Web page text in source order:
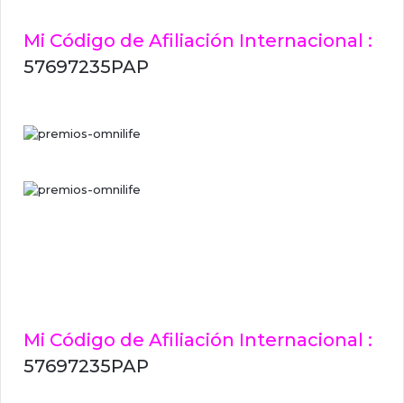
Mi Código de Afiliación Internacional :
57697235PAP
Mi Código de Afiliación Internacional :
57697235PAP